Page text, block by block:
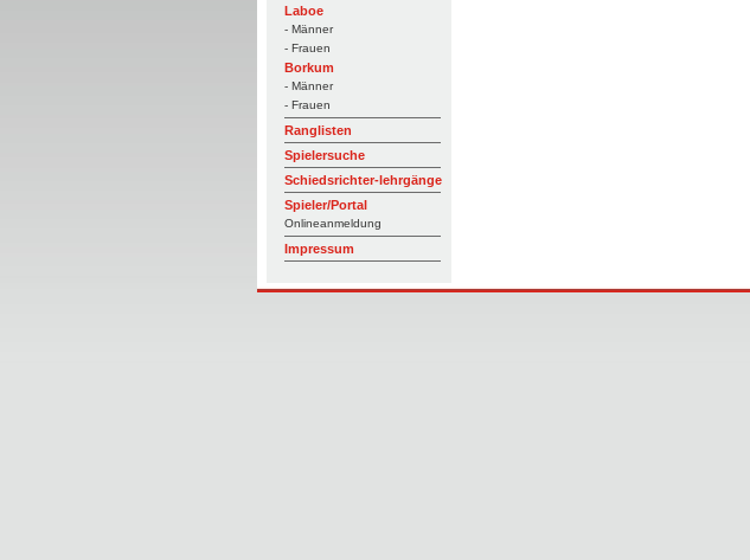
Laboe
- Männer
- Frauen
Borkum
- Männer
- Frauen
Ranglisten
Spielersuche
Schiedsrichter-lehrgänge
Spieler/Portal
Onlineanmeldung
Impressum